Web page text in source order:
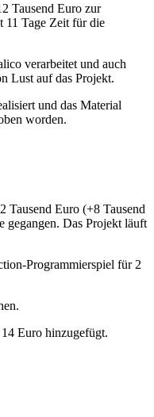
Tausend Euro zur
11 Tage Zeit für die
verarbeitet und auch
Lust auf das Projekt.
und das Material
worden.
Tausend Euro (+8 Tausend
gegangen. Das Projekt läuft
Programmierspiel für 2
Euro hinzugefügt.